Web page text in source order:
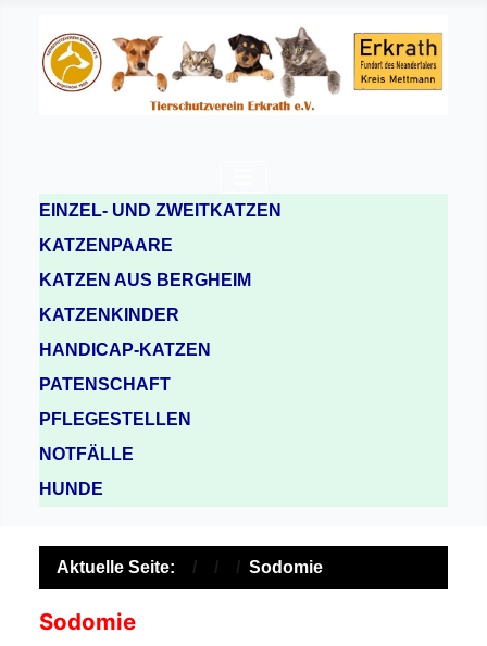
EINZEL- UND ZWEITKATZEN
KATZENPAARE
KATZEN AUS BERGHEIM
KATZENKINDER
HANDICAP-KATZEN
PATENSCHAFT
PFLEGESTELLEN
NOTFÄLLE
HUNDE
Aktuelle Seite: Sodomie
Sodomie